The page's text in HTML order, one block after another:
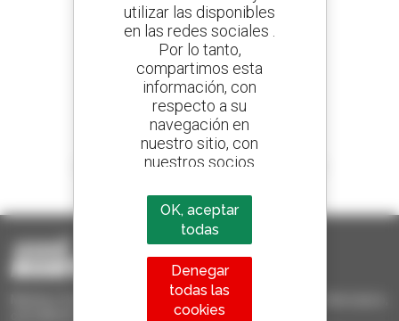
800 concesionarios
Manitou por todo el mundo
1 de cada 4 manipuladores telescópicos
Manitou Ocasión - Equipo de manutención de ocasión: telescópico,
carretilla de mástil, plataforma elevadora
utilizar las disponibles
en las redes sociales .
Por lo tanto,
compartimos esta
información, con
respecto a su
navegación en
nuestro sitio, con
nuestros socios
publicitarios y de
redes sociales
OK, aceptar
todas
Denegar
todas las
cookies